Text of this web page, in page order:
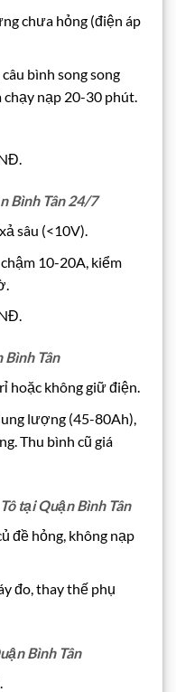
chưa hỏng (điện áp
bình song song
nạp 20-30 phút.
Bình Tân 24/7
sâu (<10V).
10-20A, kiểm
Bình Tân
hoặc không giữ điện.
lượng (45-80Ah),
Thu bình cũ giá
tại Quận Bình Tân
đề hỏng, không nạp
đo, thay thế phụ
Bình Tân